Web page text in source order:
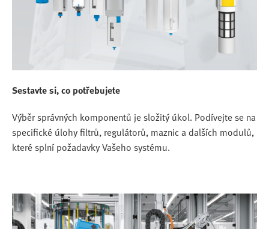
Sestavte si, co potřebujete
Výběr správných komponentů je složitý úkol. Podívejte se na
specifické úlohy filtrů, regulátorů, maznic a dalších modulů,
které splní požadavky Vašeho systému.